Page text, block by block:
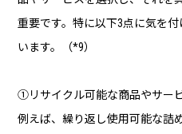
重要です。特に以下3点に気を
います。（*9）
①リサイクル可能な商品やサー
例えば、繰り返し使用可能な詰